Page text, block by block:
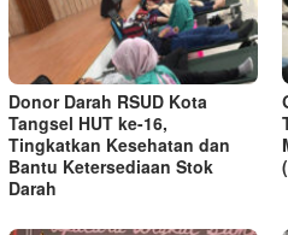
Donor Darah RSUD Kota
Tangsel HUT ke-16,
Tingkatkan Kesehatan dan
Bantu Ketersediaan Stok
Darah